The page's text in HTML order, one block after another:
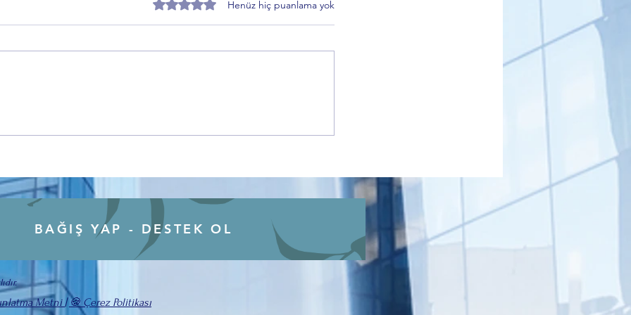
Süreci Açıklaması
5 üzerinden 0 yıldızHenüz hiç puanlama yok
BAĞIŞ YAP - DESTEK OL
Metni|🍪 Çerez Politikası